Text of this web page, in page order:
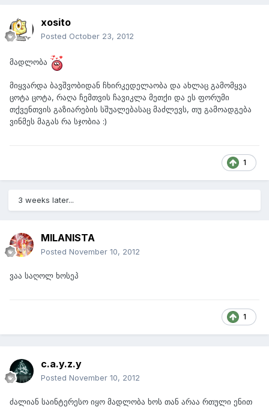
xosito
Posted October 23, 2012
მადლობა
მიყვარდა ბავშვობიდან ჩხირკედელაობა და ახლაც გამომყვა
ცოტა ცოტა, რაღა ჩემთვის ჩავიკლა მეთქი და ეს ფორუმი
თქვენთვის გაზიარების სშუალებასაც მაძლევს, თუ გამოადგება
ვინმეს მაგას რა სჯობია :)
1
3 weeks later...
MILANISTA
Posted November 10, 2012
ვაა საღოლ ხოსეპ
1
c.a.y.z.y
Posted November 10, 2012
ძალიან საინტერესო იყო მადლობა ხოს თან არაა რთული ენით